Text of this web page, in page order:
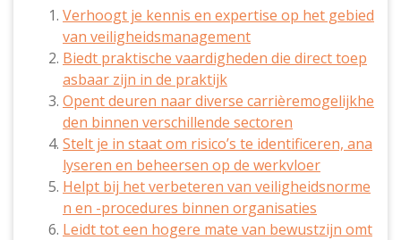
Verhoogt je kennis en expertise op het gebied
van veiligheidsmanagement
Biedt praktische vaardigheden die direct toep
asbaar zijn in de praktijk
Opent deuren naar diverse carrièremogelijkhe
den binnen verschillende sectoren
Stelt je in staat om risico’s te identificeren, ana
lyseren en beheersen op de werkvloer
Helpt bij het verbeteren van veiligheidsnorme
n en -procedures binnen organisaties
Leidt tot een hogere mate van bewustzijn omt